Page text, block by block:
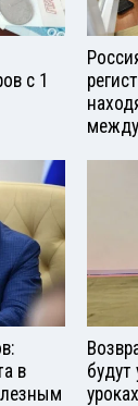
с 1
в
уроках